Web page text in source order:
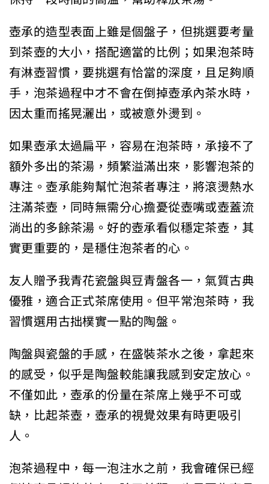
壺承的造型表面上雖是個盤子，但挑選要考量
到茶壺的大小，搭配適當的比例；如果泡茶時
有淋壺習慣，要挑選有恰當的深度，且足夠順
手，泡茶過程中才不會在倒掉壺承內茶水時，
因太重而搖晃灑出，或被意外燙到。
如果壺承太過扁平，容易在泡茶時，承接不了
額外多出的茶湯，頻繁溢滿出來，影響泡茶的
專注。壺承能夠幫忙泡茶者專注，將滾燙熱水
注滿茶壺，同時無需分心擔憂從壺嘴或壺蓋流
淌出的多餘茶湯。好的壺承看似穩定茶壺，其
實更重要的，是穩住泡茶者的心。
友人贈予我青花瓷盤與豆青盤各一，氣質古典
優雅，適合正式茶席使用。但平常泡茶時，我
習慣選用古拙樸實一點的陶盤。
陶盤與瓷盤的手感，在盛裝茶水之後，拿起來
的感受，似乎是陶盤較能讓我感到安定放心。
不僅如此，壺承的份量在茶席上幾乎不可或
缺，比起茶壺，壺承的視覺效果有時更吸引
人。
泡茶過程中，每一泡注水之前，我會確保已經